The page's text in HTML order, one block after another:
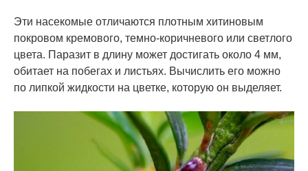
Эти насекомые отличаются плотным хитиновым
покровом кремового, темно-коричневого или светлого
цвета. Паразит в длину может достигать около 4 мм,
обитает на побегах и листьях. Вычислить его можно
по липкой жидкости на цветке, которую он выделяет.